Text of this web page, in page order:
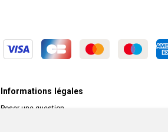
Informations légales
Poser une question